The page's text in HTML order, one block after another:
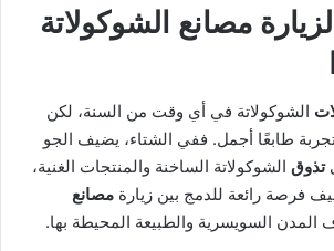
مصانع الشوكولاتة
الشوكولاتة في أي وقت من السنة، لكن
طابعًا أجمل. ففي الشتاء، يضيف الجو
تذوق الشوكولاتة الساخنة والمنتجات الغنية،
فرصة رائعة للدمج بين زيارة مصانع
المدن السويسرية والطبيعة المحيطة بها.